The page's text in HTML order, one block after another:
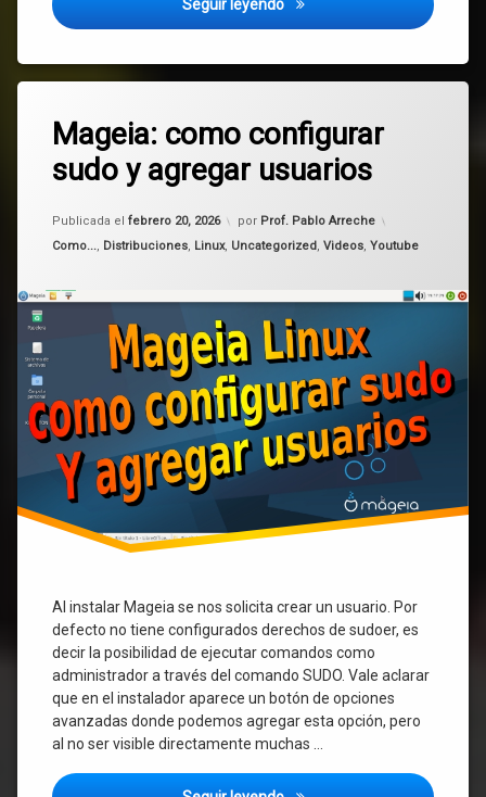
Seguir leyendo
Mageia: como configurar
sudo y agregar usuarios
Publicada el febrero 20, 2026
Actualizado el febrero 20, 2026
por Prof. Pablo Arreche
Categorías:
Como..., Distribuciones, Linux, Uncategorized, Videos, Youtube
Al instalar Mageia se nos solicita crear un usuario. Por
defecto no tiene configurados derechos de sudoer, es
decir la posibilidad de ejecutar comandos como
administrador a través del comando SUDO. Vale aclarar
que en el instalador aparece un botón de opciones
avanzadas donde podemos agregar esta opción, pero
al no ser visible directamente muchas …
Linux
Mageia
sudo
un
comentario
en
Mageia:
configurar
sudo
usuarios